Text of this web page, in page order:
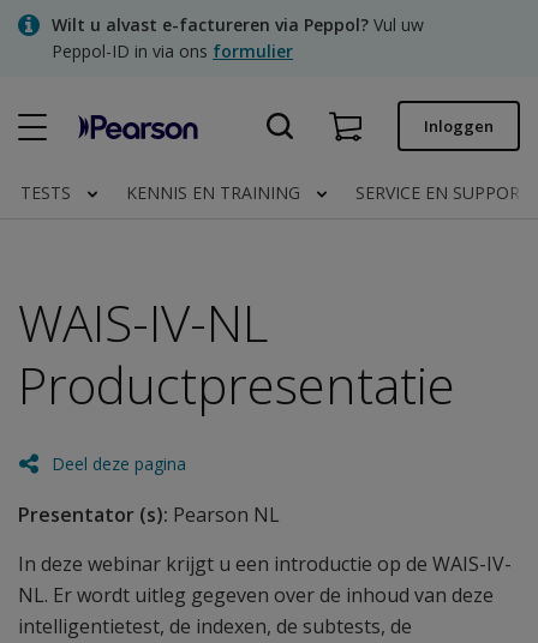
SkipWilt u alvast e-factureren via Peppol? Vul uw
Peppol-ID in via ons formulier
Snel bestellen
Clinical | NL
Inloggen
TESTS KENNIS EN TRAINING SERVICE EN SUPPORT
WAIS-IV-NL
Productpresentatie
Deel deze pagina
Presentator (s): Pearson NL
In deze webinar krijgt u een introductie op de WAIS-IV-
NL. Er wordt uitleg gegeven over de inhoud van deze
intelligentietest, de indexen, de subtests, de